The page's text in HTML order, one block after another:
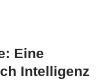
Eine
Intelligenz